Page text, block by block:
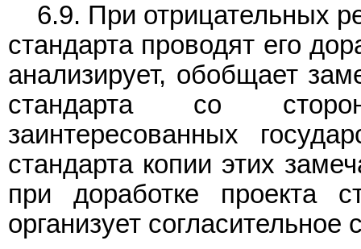
6.9. При отрицательных
стандарта проводят его
анализирует, обобщает
стандарта со
заинтересованных
стандарта копии этих
при доработке проекта
организует